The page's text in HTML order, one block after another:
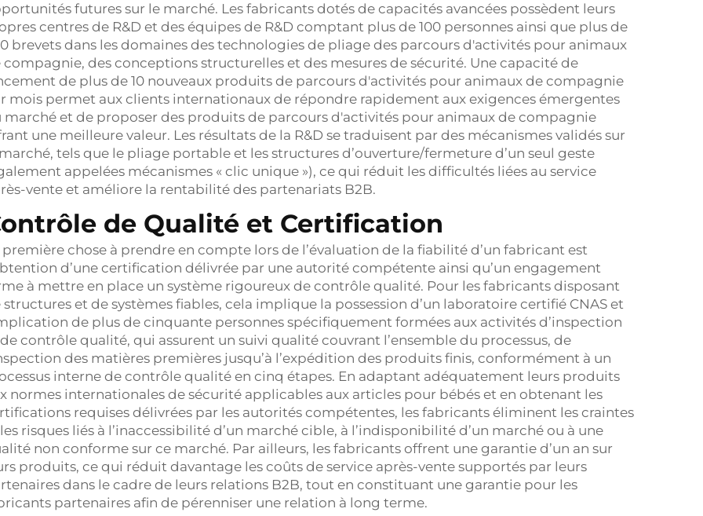
futures sur le marché. Les fabricants dotés de capacités avancées possèdent leurs
centres de R&D et des équipes de R&D comptant plus de 100 personnes ainsi que plus de
brevets dans les domaines des technologies de pliage des parcours d'activités pour animaux
compagnie, des conceptions structurelles et des mesures de sécurité. Une capacité de
de plus de 10 nouveaux produits de parcours d'activités pour animaux de compagnie
mois permet aux clients internationaux de répondre rapidement aux exigences émergentes
marché et de proposer des produits de parcours d'activités pour animaux de compagnie
une meilleure valeur. Les résultats de la R&D se traduisent par des mécanismes validés sur
tels que le pliage portable et les structures d’ouverture/fermeture d’un seul geste
appelées mécanismes « clic unique »), ce qui réduit les difficultés liées au service
vente et améliore la rentabilité des partenariats B2B.
de Qualité et Certification
première chose à prendre en compte lors de l’évaluation de la fiabilité d’un fabricant est
d’une certification délivrée par une autorité compétente ainsi qu’un engagement
à mettre en place un système rigoureux de contrôle qualité. Pour les fabricants disposant
structures et de systèmes fiables, cela implique la possession d’un laboratoire certifié CNAS et
de plus de cinquante personnes spécifiquement formées aux activités d’inspection
contrôle qualité, qui assurent un suivi qualité couvrant l’ensemble du processus, de
des matières premières jusqu’à l’expédition des produits finis, conformément à un
interne de contrôle qualité en cinq étapes. En adaptant adéquatement leurs produits
normes internationales de sécurité applicables aux articles pour bébés et en obtenant les
requises délivrées par les autorités compétentes, les fabricants éliminent les craintes
risques liés à l’inaccessibilité d’un marché cible, à l’indisponibilité d’un marché ou à une
non conforme sur ce marché. Par ailleurs, les fabricants offrent une garantie d’un an sur
produits, ce qui réduit davantage les coûts de service après-vente supportés par leurs
dans le cadre de leurs relations B2B, tout en constituant une garantie pour les
partenaires afin de pérenniser une relation à long terme.